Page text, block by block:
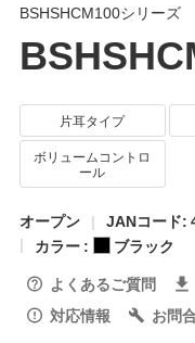
BSHSHCM100シリーズ
片耳タイプ
ボリュームコントロ
ール
オープン
JANコード:
カラー :
ブラック
よくあるご質問
対応情報
お問